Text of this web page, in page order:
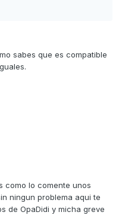
sabes que es compatible
como lo comente unos
ningun problema aqui te
de OpaDidi y micha greve